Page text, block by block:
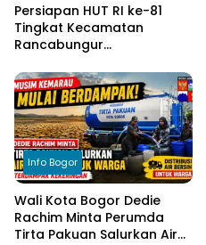
Persiapan HUT RI ke-81
Tingkat Kecamatan
Rancabungur
Cimulang, Libatkan Seluruh
Elemen Masyarakat
Info Bogor
Wali Kota Bogor Dedie
Rachim Minta Perumda
Tirta Pakuan Salurkan Air